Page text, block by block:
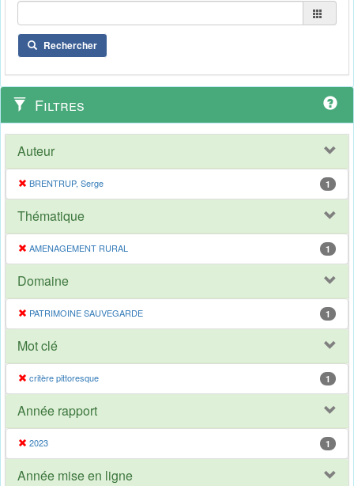
Rechercher
Filtres
Auteur
BRENTRUP, Serge 1
Thématique
AMENAGEMENT RURAL 1
Domaine
PATRIMOINE SAUVEGARDE 1
Mot clé
critère pittoresque 1
Année rapport
2023 1
Année mise en ligne